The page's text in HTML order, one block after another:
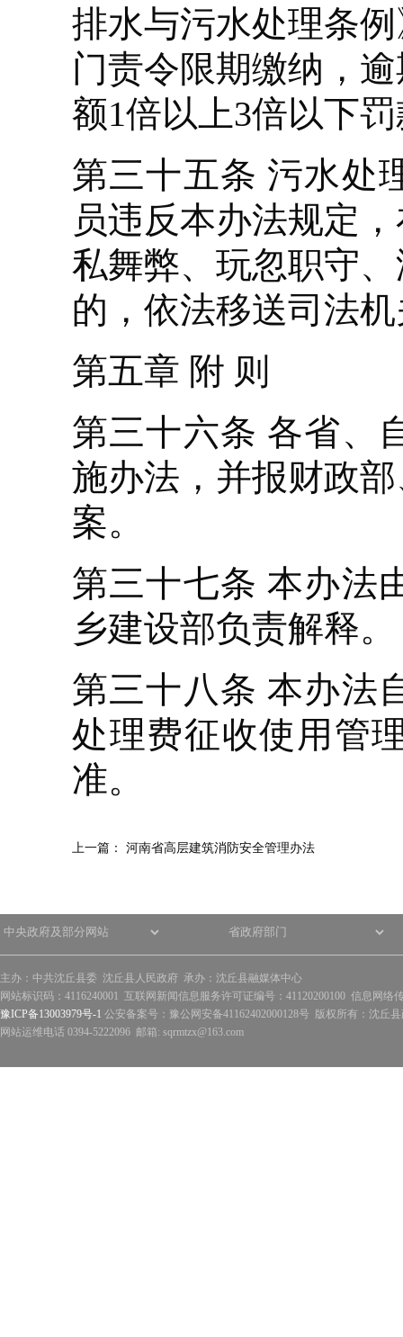
排水与污水处理条
门责令限期缴纳，
额1倍以上3倍以下
第三十五条 污水处
员违反本办法规定
私舞弊、玩忽职守
的，依法移送司法
第五章 附 则
第三十六条 各省、
施办法，并报财政
案。
第三十七条 本办法
乡建设部负责解释。
第三十八条 本办法
处理费征收使用管
准。
上一篇： 河南省高层建筑消防安全管理办法
主办：中共沈丘县委 沈丘县人民政府 承办：沈丘县融媒体中心
网站标识码：4116240001 互联网新闻信息服务许可证编号：41120200100 信息网络
豫ICP备13003979号-1 公安备案号：豫公网安备41162402000128号 版权所有：沈丘
网站运维电话 0394-5222096 邮箱: sqrmtzx@163.com